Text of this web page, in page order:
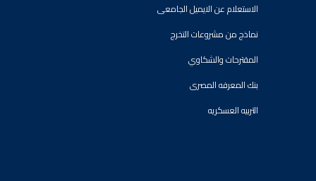
الاستعلام عن الايميل الجامعى
نماذج من مشروعات التخرج
المقترحات والشكاوي
بنك المعرفه المصرى
التربيه العسكريه